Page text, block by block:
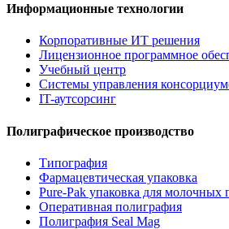
Информационные технологии
Корпоративные ИТ решения
Лицензионное программное
Учебный центр
Системы управления
IT-аутсорсинг
Полиграфическое производство
Типография
Фармацевтическая упаковка
Pure-Pak упаковка для молочных
Оперативная полиграфия
Полиграфия Seal Mag